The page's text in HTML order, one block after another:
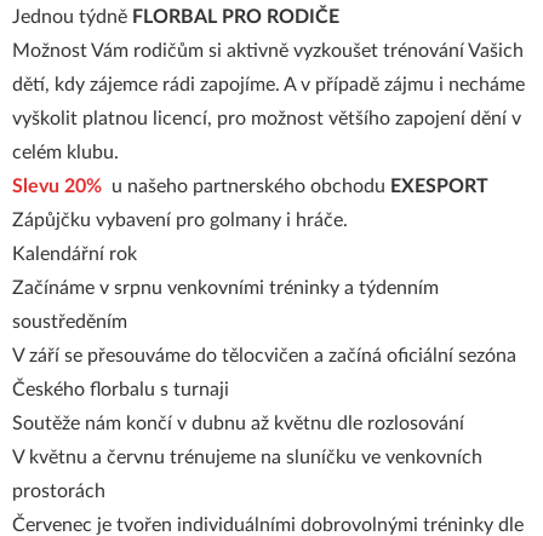
Jednou týdně FLORBAL PRO RODIČE
Možnost Vám rodičům si aktivně vyzkoušet trénování Vašich
dětí, kdy zájemce rádi zapojíme. A v případě zájmu i necháme
vyškolit platnou licencí, pro možnost většího zapojení dění v
celém klubu.
Slevu 20% u našeho partnerského obchodu EXESPORT
Zápůjčku vybavení pro golmany i hráče.
Kalendářní rok
Začínáme v srpnu venkovními tréninky a týdenním
soustředěním
V září se přesouváme do tělocvičen a začíná oficiální sezóna
Českého florbalu s turnaji
Soutěže nám končí v dubnu až květnu dle rozlosování
V květnu a červnu trénujeme na sluníčku ve venkovních
prostorách
Červenec je tvořen individuálními dobrovolnými tréninky dle